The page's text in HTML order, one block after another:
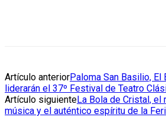
Artículo anteriorPaloma San Basilio, El
liderarán el 37º Festival de Teatro
Artículo siguienteLa Bola de Cristal, el
música y el auténtico espíritu de la